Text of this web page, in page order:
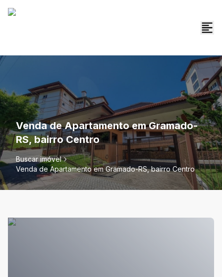
Venda de Apartamento em Gramado-
RS, bairro Centro
Buscar imóvel
Venda de Apartamento em Gramado-RS, bairro Centro